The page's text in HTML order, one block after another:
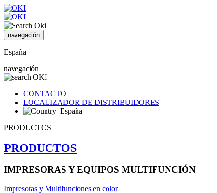
navegación
España
navegación
CONTACTO
LOCALIZADOR DE DISTRIBUIDORES
España
PRODUCTOS
PRODUCTOS
IMPRESORAS Y EQUIPOS MULTIFUNCIÓN
Impresoras y Multifunciones en color